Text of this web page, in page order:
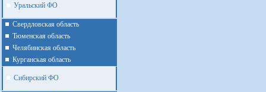
Уральский ФО
Cвердловская область
Тюменская область
Челябинская область
Курганская область
Сибирский ФО